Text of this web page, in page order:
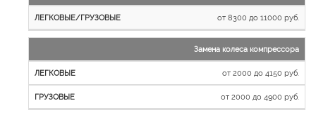
от 8300 до 11000 руб.
Замена колеса компрессора
от 2000 до 4150 руб.
от 2000 до 4900 руб.